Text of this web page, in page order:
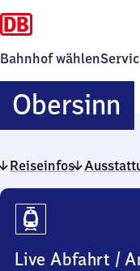
Bahnhof wählen
Obersinn
Reiseinfos
Reiseinfos
Live Abfahrt /